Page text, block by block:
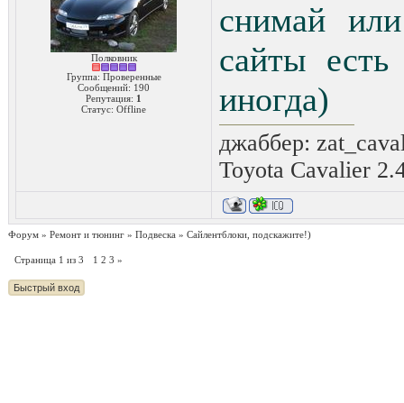
Полковник
Группа: Проверенные
Сообщений: 190
Репутация: 1
Статус: Offline
снимай
сайты
иногда)
джаббер:
Toyota Cavalier
Форум » Ремонт и тюнинг » Подвеска » Сайлентблоки, подскажите!)
Страница 1 из 3 1 2 3 »